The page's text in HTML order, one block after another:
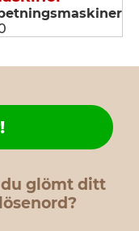
du glömt ditt
lösenord?